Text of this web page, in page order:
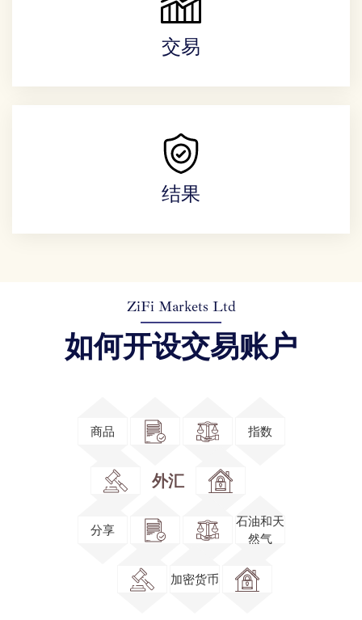
交易
结果
ZiFi Markets Ltd
如何开设交易账户
商品 指数
外汇
分享
石油和天
然气
加密货币